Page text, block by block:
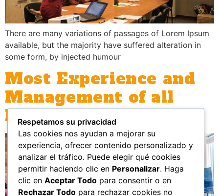
There are many variations of passages of Lorem Ipsum
available, but the majority have suffered alteration in
some form, by injected humour
Most Experience and
Management of all
Peoples Development
Respetamos su privacidad
Las cookies nos ayudan a mejorar su
experiencia, ofrecer contenido personalizado y
analizar el tráfico. Puede elegir qué cookies
permitir haciendo clic en Personalizar. Haga
clic en Aceptar Todo para consentir o en
Rechazar Todo para rechazar cookies no